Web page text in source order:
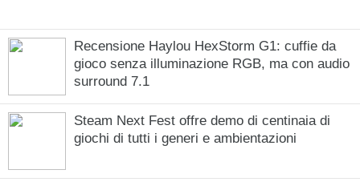
Recensione Haylou HexStorm G1: cuffie da
gioco senza illuminazione RGB, ma con audio
surround 7.1
Steam Next Fest offre demo di centinaia di
giochi di tutti i generi e ambientazioni